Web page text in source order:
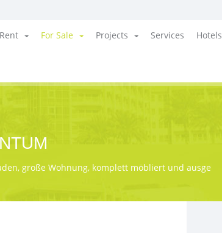
For Sale Projects Services Hotels
große Wohnung, komplett möbliert und ausge